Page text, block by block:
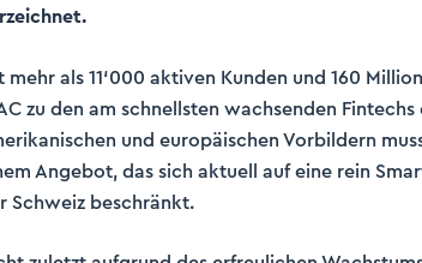
mehr als 11‘000 aktiven Kunden und 160
zu den am schnellsten wachsenden
und europäischen Vorbildern
Angebot, das sich aktuell auf eine rein
Schweiz beschränkt.